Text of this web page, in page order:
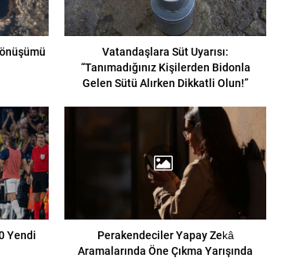
Vatandaşlara Süt Uyarısı:
“Tanımadığınız Kişilerden Bidonla
Gelen Sütü Alırken Dikkatli Olun!”
Yendi
Perakendeciler Yapay Zekâ
Aramalarında Öne Çıkma Yarışında